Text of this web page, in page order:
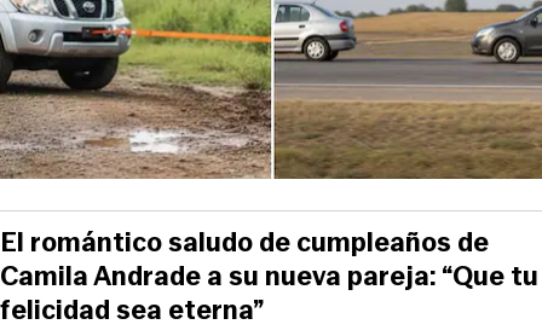
El romántico saludo de cumpleaños de
Camila Andrade a su nueva pareja: “Que tu
felicidad sea eterna”